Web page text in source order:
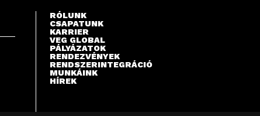
RÓLUNK
CSAPATUNK
KARRIER
VEG GLOBAL
PÁLYÁZATOK
RENDEZVÉNYEK
RENDSZERINTEGRÁCIÓ
MUNKÁINK
HÍREK